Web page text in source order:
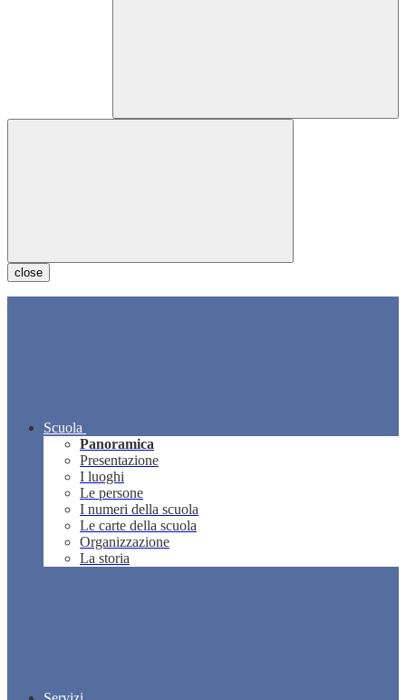
close
Scuola
Panoramica
Presentazione
I luoghi
Le persone
I numeri della scuola
Le carte della scuola
Organizzazione
La storia